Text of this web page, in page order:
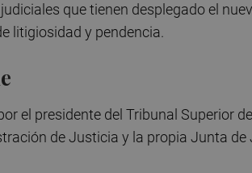
que tienen desplegado el
litigiosidad y pendencia.
el presidente del Tribunal Superior
de Justicia y la propia Junta de